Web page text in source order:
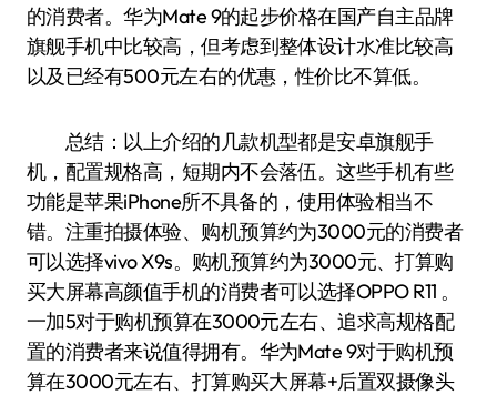
的消费者。华为Mate 9的起步价格在国产自主品牌
旗舰手机中比较高，但考虑到整体设计水准比较高
以及已经有500元左右的优惠，性价比不算低。
总结：以上介绍的几款机型都是安卓旗舰手
机，配置规格高，短期内不会落伍。这些手机有些
功能是苹果iPhone所不具备的，使用体验相当不
错。注重拍摄体验、购机预算约为3000元的消费者
可以选择vivo X9s。购机预算约为3000元、打算购
买大屏幕高颜值手机的消费者可以选择OPPO R11 。
一加5对于购机预算在3000元左右、追求高规格配
置的消费者来说值得拥有。华为Mate 9对于购机预
算在3000元左右、打算购买大屏幕+后置双摄像头